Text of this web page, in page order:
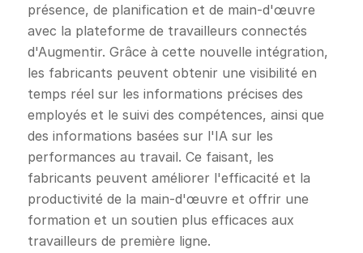
présence, de planification et de main-d'œuvre
avec la plateforme de travailleurs connectés
d'Augmentir. Grâce à cette nouvelle intégration,
les fabricants peuvent obtenir une visibilité en
temps réel sur les informations précises des
employés et le suivi des compétences, ainsi que
des informations basées sur l'IA sur les
performances au travail. Ce faisant, les
fabricants peuvent améliorer l'efficacité et la
productivité de la main-d'œuvre et offrir une
formation et un soutien plus efficaces aux
travailleurs de première ligne.